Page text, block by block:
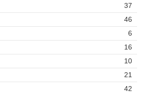
37
46
6
16
10
21
42